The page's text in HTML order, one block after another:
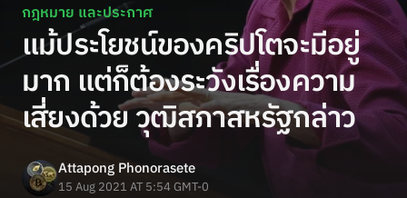
กฎหมาย และประกาศ
แม้ประโยชน์ของคริปโตจะมีอยู่
มาก แต่ก็ต้องระวังเรื่องความ
เสี่ยงด้วย วุฒิสภาสหรัฐกล่าว
Attapong Phonorasete
15 Aug 2021 AT 5:54 GMT-0